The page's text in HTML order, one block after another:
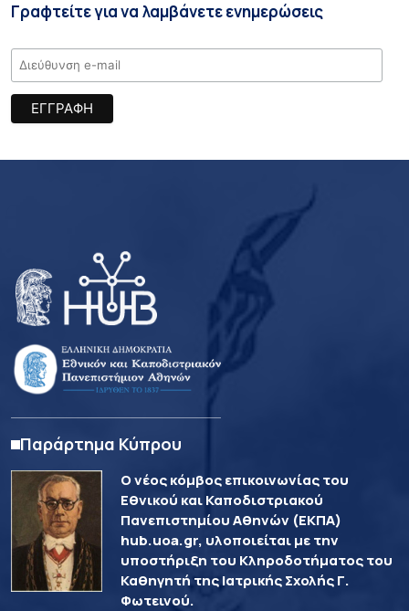
Γραφτείτε για να λαμβάνετε ενημερώσεις
Παράρτημα Κύπρου
Ο νέος κόμβος επικοινωνίας του
Εθνικού και Καποδιστριακού
Πανεπιστημίου Αθηνών (ΕΚΠΑ)
hub.uoa.gr, υλοποιείται με την
υποστήριξη του Κληροδοτήματος του
Καθηγητή της Ιατρικής Σχολής Γ.
Φωτεινού.